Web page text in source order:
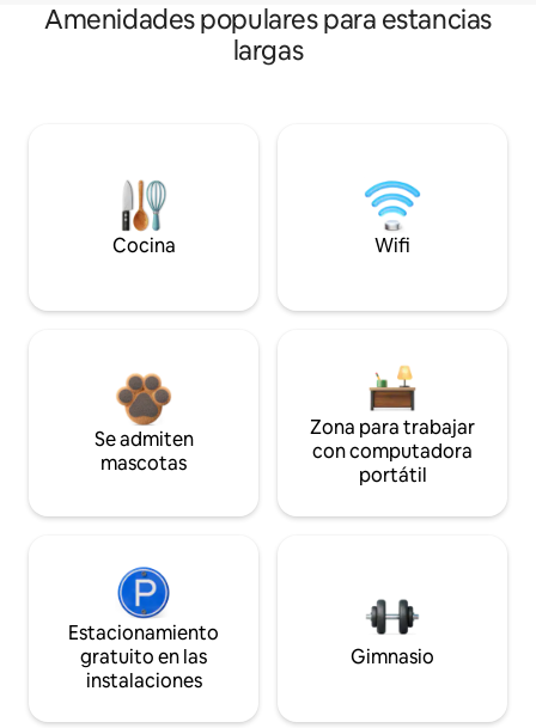
Amenidades populares para estancias
largas
Cocina Wifi
Se admiten
mascotas
Zona para trabajar
con computadora
portátil
Estacionamiento
gratuito en las
instalaciones
Gimnasio